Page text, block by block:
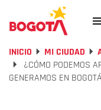
INICIO MI CIUDAD
¿CÓMO PODEMOS
GENERAMOS EN